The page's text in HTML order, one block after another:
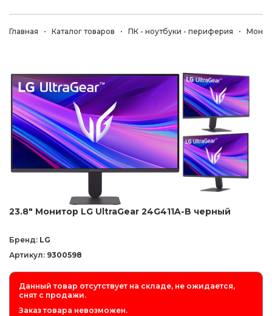
Главная Каталог товаров ПК - ноутбуки - периферия
23.8" Монитор LG UltraGear 24G411A-B черный
Бренд: LG
Артикул: 9300598
Данный товар отсутствует на складе, не ожидается,
снят с продажи.
Заказ товара невозможен.